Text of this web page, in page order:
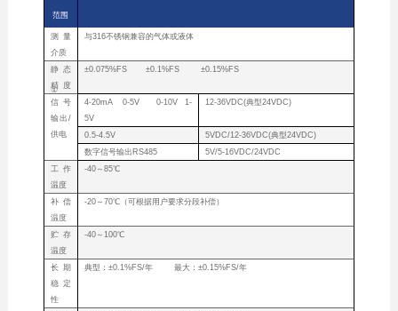
范围
测量
介质
与316不锈钢兼容的气体或液体
静态
精度
①
±0.075%FS ±0.1%FS ±0.15%FS
信号
输出/
供电
4-20mA 0-5V 0-10V 1-
5V
12-36VDC(典型24VDC)
0.5-4.5V
5VDC/12-36VDC(典型24VDC)
数字信号输出RS485
5V/5-16VDC/24VDC
工作
温度
-40～85℃
补偿
温度
-20～70℃（可根据用户要求分段补偿）
贮存
温度
-40～100℃
长期
稳定
性
典型：±0.1%FS/年 最大：±0.15%FS/年